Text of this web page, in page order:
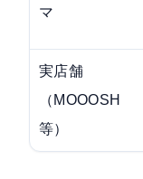
マ
実店舗
（MOOOSH
等）